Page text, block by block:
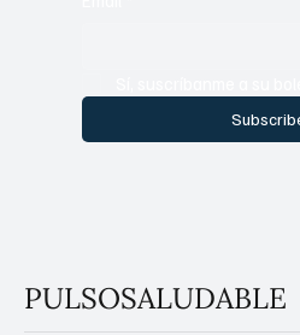
PULSOSALUDABLE